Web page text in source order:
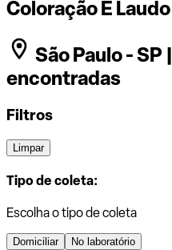
Coloração E Laudo
São Paulo - SP |
encontradas
Filtros
Limpar
Tipo de coleta:
Escolha o tipo de coleta
Domiciliar No laboratório